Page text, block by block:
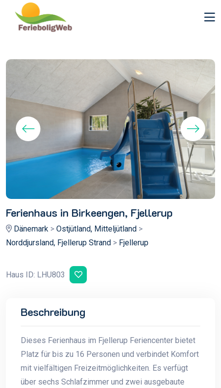
Ferienhaus in Birkeengen, Fjellerup
Dänemark > Ostjütland, Mitteljütland >
Norddjursland, Fjellerup Strand > Fjellerup
Haus ID: LHU803
Beschreibung
Dieses Ferienhaus im Fjellerup Feriencenter bietet
Platz für bis zu 16 Personen und verbindet Komfort
mit vielfältigen Freizeitmöglichkeiten. Es verfügt
über sechs Schlafzimmer und zwei ausgebaute